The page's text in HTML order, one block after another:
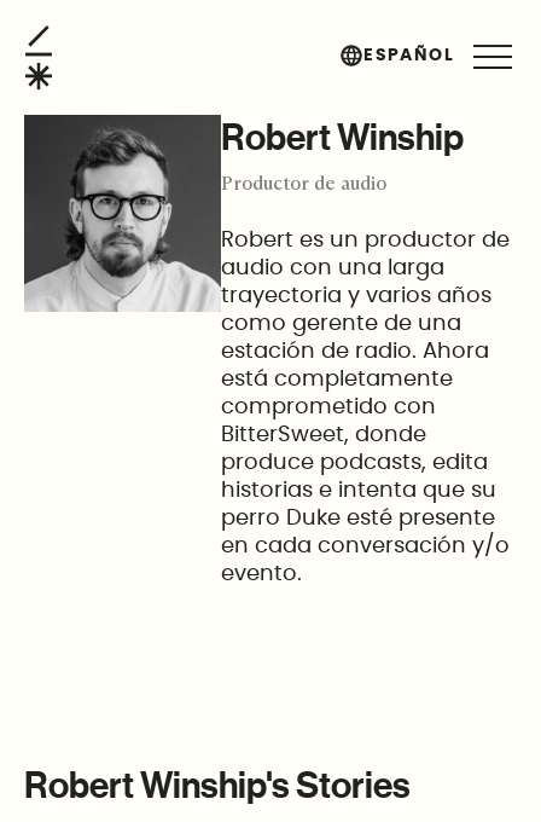
ESPAÑOL
Robert Winship
Productor de audio
Robert es un productor de
audio con una larga
trayectoria y varios años
como gerente de una
estación de radio. Ahora
está completamente
comprometido con
BitterSweet, donde
produce podcasts, edita
historias e intenta que su
perro Duke esté presente
en cada conversación y/o
evento.
Robert Winship's Stories